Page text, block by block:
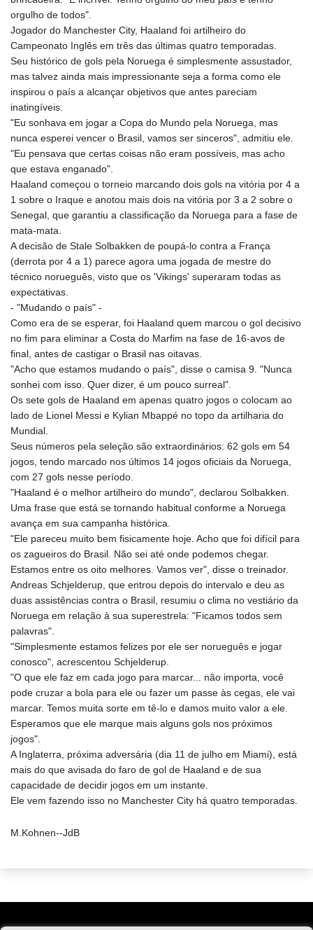
orgulho de todos".
Jogador do Manchester City, Haaland foi artilheiro do
Campeonato Inglês em três das últimas quatro temporadas.
Seu histórico de gols pela Noruega é simplesmente assustador,
mas talvez ainda mais impressionante seja a forma como ele
inspirou o país a alcançar objetivos que antes pareciam
inatingíveis.
"Eu sonhava em jogar a Copa do Mundo pela Noruega, mas
nunca esperei vencer o Brasil, vamos ser sinceros", admitiu ele.
"Eu pensava que certas coisas não eram possíveis, mas acho
que estava enganado".
Haaland começou o torneio marcando dois gols na vitória por 4 a
1 sobre o Iraque e anotou mais dois na vitória por 3 a 2 sobre o
Senegal, que garantiu a classificação da Noruega para a fase de
mata-mata.
A decisão de Stale Solbakken de poupá-lo contra a França
(derrota por 4 a 1) parece agora uma jogada de mestre do
técnico norueguês, visto que os 'Vikings' superaram todas as
expectativas.
- "Mudando o país" -
Como era de se esperar, foi Haaland quem marcou o gol decisivo
no fim para eliminar a Costa do Marfim na fase de 16-avos de
final, antes de castigar o Brasil nas oitavas.
"Acho que estamos mudando o país", disse o camisa 9. "Nunca
sonhei com isso. Quer dizer, é um pouco surreal".
Os sete gols de Haaland em apenas quatro jogos o colocam ao
lado de Lionel Messi e Kylian Mbappé no topo da artilharia do
Mundial.
Seus números pela seleção são extraordinários: 62 gols em 54
jogos, tendo marcado nos últimos 14 jogos oficiais da Noruega,
com 27 gols nesse período.
"Haaland é o melhor artilheiro do mundo", declarou Solbakken.
Uma frase que está se tornando habitual conforme a Noruega
avança em sua campanha histórica.
"Ele pareceu muito bem fisicamente hoje. Acho que foi difícil para
os zagueiros do Brasil. Não sei até onde podemos chegar.
Estamos entre os oito melhores. Vamos ver", disse o treinador.
Andreas Schjelderup, que entrou depois do intervalo e deu as
duas assistências contra o Brasil, resumiu o clima no vestiário da
Noruega em relação à sua superestrela: "Ficamos todos sem
palavras".
"Simplesmente estamos felizes por ele ser norueguês e jogar
conosco", acrescentou Schjelderup.
"O que ele faz em cada jogo para marcar... não importa, você
pode cruzar a bola para ele ou fazer um passe às cegas, ele vai
marcar. Temos muita sorte em tê-lo e damos muito valor a ele.
Esperamos que ele marque mais alguns gols nos próximos
jogos".
A Inglaterra, próxima adversária (dia 11 de julho em Miami), está
mais do que avisada do faro de gol de Haaland e de sua
capacidade de decidir jogos em um instante.
Ele vem fazendo isso no Manchester City há quatro temporadas.
M.Kohnen--JdB